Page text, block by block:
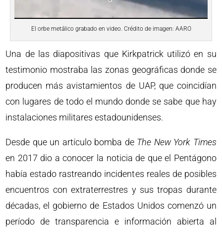
El orbe metálico grabado en video. Crédito de imagen: AARO
Una de las diapositivas que Kirkpatrick utilizó en su
testimonio mostraba las zonas geográficas donde se
producen más avistamientos de UAP, que coincidían
con lugares de todo el mundo donde se sabe que hay
instalaciones militares estadounidenses.
Desde que un artículo bomba de The New York Times
en 2017 dio a conocer la noticia de que el Pentágono
había estado rastreando incidentes reales de posibles
encuentros con extraterrestres y sus tropas durante
décadas, el gobierno de Estados Unidos comenzó un
período de transparencia e información abierta al